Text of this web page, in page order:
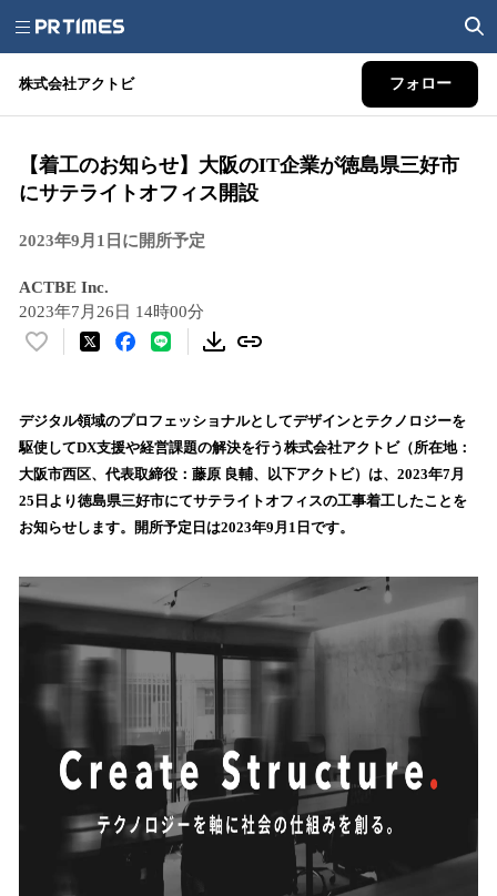
株式会社アクトビ フォロー
【着工のお知らせ】大阪のIT企業が徳島県三好市
にサテライトオフィス開設
2023年9月1日に開所予定
ACTBE Inc.
2023年7月26日 14時00分
い
！
数
を
読
込
で
デジタル領域のプロフェッショナルとしてデザインとテクノロジーを
駆使してDX支援や経営課題の解決を行う株式会社アクトビ（所在地：
⼤阪市⻄区、代表取締役：藤原 良輔、以下アクトビ）は、2023年7月
25日より徳島県三好市にてサテライトオフィスの工事着工したことを
お知らせします。開所予定日は2023年9月1日です。